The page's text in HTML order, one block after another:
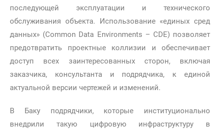
последующей эксплуатации и технического
обслуживания объекта. Использование «единых сред
данных» (Common Data Environments – CDE) позволяет
предотвратить проектные коллизии и обеспечивает
доступ всех заинтересованных сторон, включая
заказчика, консультанта и подрядчика, к единой
актуальной версии чертежей и изменений.
В Баку подрядчики, которые институционально
внедрили такую цифровую инфраструктуру в